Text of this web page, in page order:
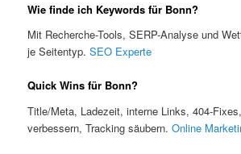
Wie finde ich Keywords für Bonn?
Mit Recherche-Tools, SERP-Analyse und
je Seitentyp.SEO Experte
Quick Wins für Bonn?
Title/Meta, Ladezeit, interne Links, 404-
verbessern, Tracking säubern.Online